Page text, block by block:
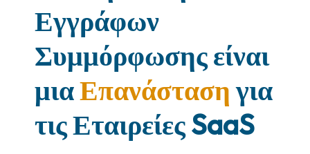
Εγγράφων
Συμμόρφωσης είναι
μιαΕπανάστασηγια
τις Εταιρείες SaaS